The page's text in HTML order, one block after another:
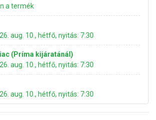
a termék
aug. 10., hétfő, nyitás: 7:30
(Príma kijáratánál)
aug. 10., hétfő, nyitás: 7:30
aug. 10., hétfő, nyitás: 7:30